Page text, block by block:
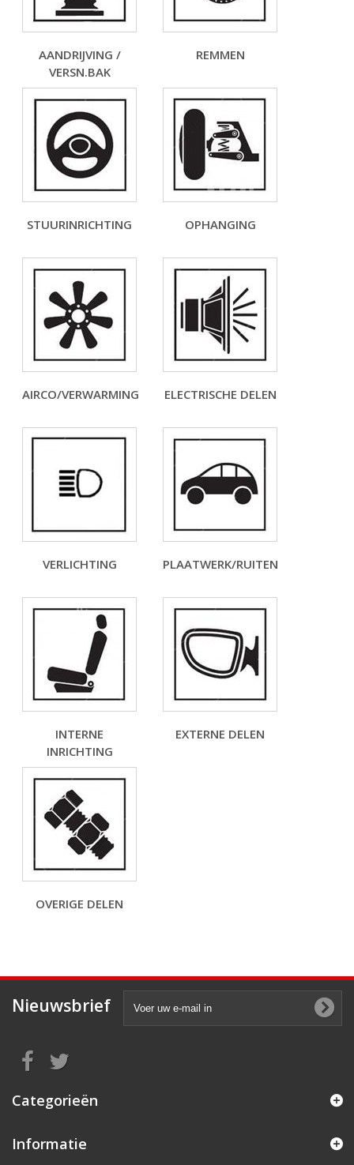
AANDRIJVING /
VERSN.BAK
REMMEN
STUURINRICHTING OPHANGING
AIRCO/VERWARMING ELECTRISCHE DELEN
VERLICHTING PLAATWERK/RUITEN
INTERNE
INRICHTING
EXTERNE DELEN
OVERIGE DELEN
Nieuwsbrief
Categorieën
Informatie